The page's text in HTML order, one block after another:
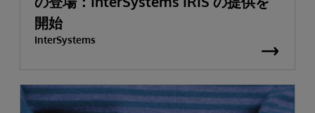
開始
InterSystems